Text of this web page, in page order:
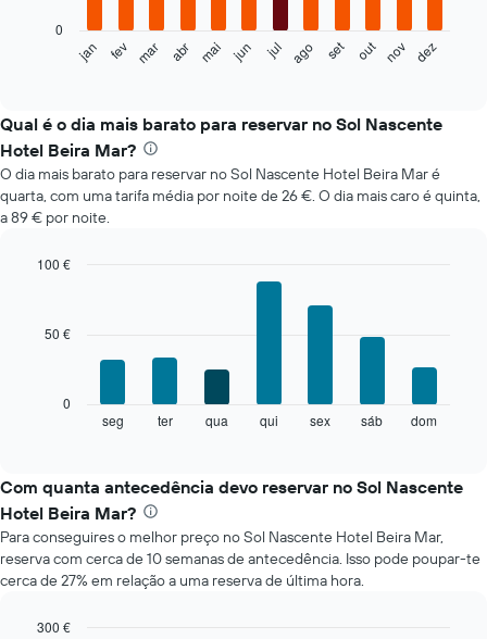
o
preço
médio
de
um
quarto
cada
gráfico
apresenta
abcissa.
o
preço
médio
de
um
jan fev mar abr mai jun jul ago set out nov dez
0
Qual é o dia mais barato para reservar no Sol Nascente
Hotel Beira Mar?
O dia mais barato para reservar no Sol Nascente Hotel Beira Mar é
quarta, com uma tarifa média por noite de 26 €. O dia mais caro é quinta,
a 89 € por noite.
o
preço
médio
de
um
quarto
cada
seg ter qua qui sex sáb dom
0
50 €
100 €
Com quanta antecedência devo reservar no Sol Nascente
Hotel Beira Mar?
Para conseguires o melhor preço no Sol Nascente Hotel Beira Mar,
reserva com cerca de 10 semanas de antecedência. Isso pode poupar-te
cerca de 27% em relação a uma reserva de última hora.
300 €